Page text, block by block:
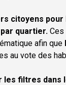
citoyens pour
quartier. Ces
afin que
au vote des
filtres dans